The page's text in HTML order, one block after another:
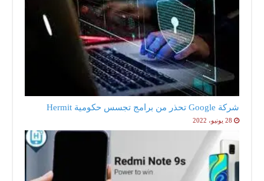
شركة Google تحذر من برامج تجسس حكومية Hermit
28 يونيو، 2022